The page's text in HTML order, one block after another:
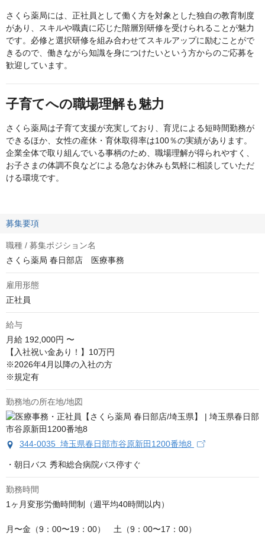
さくら薬局には、正社員として働く方を対象とした独自の教育制度
があり、スキルや職責に応じた階層別研修を受けられることが魅力
です。必修と選択研修を組み合わせてスキルアップに励むことがで
きるので、働きながら知識を身につけたいという方からのご応募を
歓迎しています。
子育てへの職場理解も魅力
さくら薬局は子育て支援が充実しており、育児による短時間勤務が
できるほか、女性の産休・育休取得率は100％の実績があります。
企業全体で取り組んでいる事柄のため、職場理解が得られやすく、
お子さまの体調不良などによる急なお休みも気軽に相談していただ
ける環境です。
募集要項
職種 / 募集ポジション名
さくら薬局 春日部店 医療事務
雇用形態
正社員
給与
月給 192,000円 〜
【入社祝い金あり！】10万円
※2026年4月以降の入社の方
※規定有
勤務地の所在地/地図
344-0035 埼玉県春日部市谷原新田1200番地8
・朝日バス 秀和総合病院バス停すぐ
勤務時間
1ヶ月変形労働時間制（週平均40時間以内）
月〜金（9：00〜19：00）　土（9：00〜17：00）